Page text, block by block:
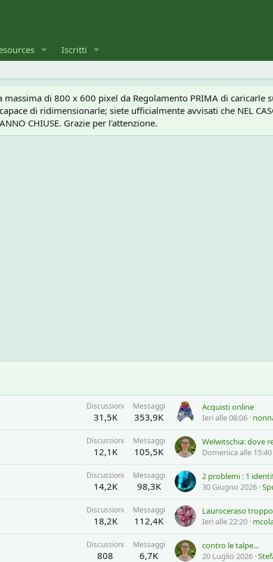
Iscritti
di 800 x 600 pixel da Regolamento PRIMA di caricarle
di ridimensionarle; siete ufficialmente avvisati che NEL
CHIUSE. Grazie per l'attenzione.
Discussioni
31,5K
Messaggi
353,9K
Acquisti online
Ieri alle 08:06
Discussioni
12,1K
Messaggi
105,5K
Domenica alle 15:40
Discussioni
14,2K
Messaggi
98,3K
30 Giugno 2026
Discussioni
18,2K
Messaggi
112,4K
Ieri alle 22:20
Discussioni
808
Messaggi
6,7K
contro le talpe...
20 Luglio 2026